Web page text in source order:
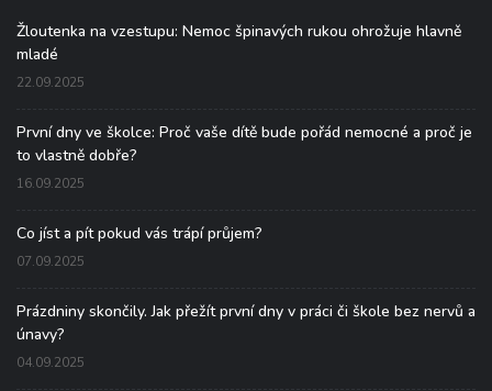
Žloutenka na vzestupu: Nemoc špinavých rukou ohrožuje hlavně
mladé
22.09.2025
První dny ve školce: Proč vaše dítě bude pořád nemocné a proč je
to vlastně dobře?
16.09.2025
Co jíst a pít pokud vás trápí průjem?
07.09.2025
Prázdniny skončily. Jak přežít první dny v práci či škole bez nervů a
únavy?
04.09.2025